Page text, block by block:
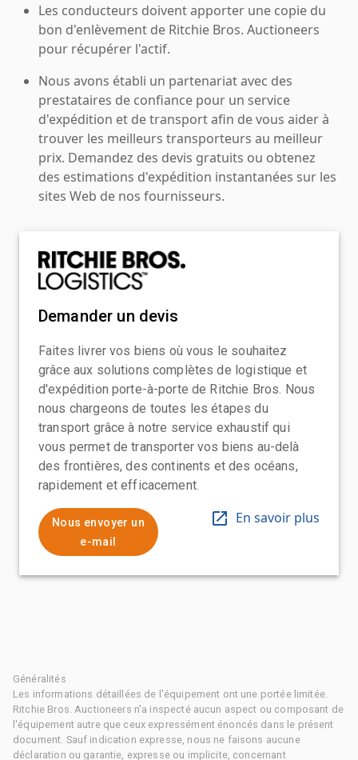
Les conducteurs doivent apporter une copie du
bon d'enlèvement de Ritchie Bros. Auctioneers
pour récupérer l'actif.
Nous avons établi un partenariat avec des
prestataires de confiance pour un service
d'expédition et de transport afin de vous aider à
trouver les meilleurs transporteurs au meilleur
prix. Demandez des devis gratuits ou obtenez
des estimations d'expédition instantanées sur les
sites Web de nos fournisseurs.
Demander un devis
Faites livrer vos biens où vous le souhaitez
grâce aux solutions complètes de logistique et
d'expédition porte-à-porte de Ritchie Bros. Nous
nous chargeons de toutes les étapes du
transport grâce à notre service exhaustif qui
vous permet de transporter vos biens au-delà
des frontières, des continents et des océans,
rapidement et efficacement.
Nous envoyer un
e-mail
En savoir plus
Généralités
Les informations détaillées de l'équipement ont une portée limitée.
Ritchie Bros. Auctioneers n'a inspecté aucun aspect ou composant de
l'équipement autre que ceux expressément énoncés dans le présent
document. Sauf indication expresse, nous ne faisons aucune
déclaration ou garantie, expresse ou implicite, concernant